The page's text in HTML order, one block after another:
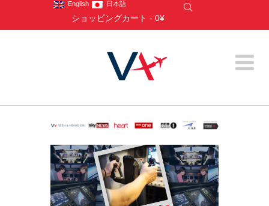
English 日本語
ショッピングカート - 0¥